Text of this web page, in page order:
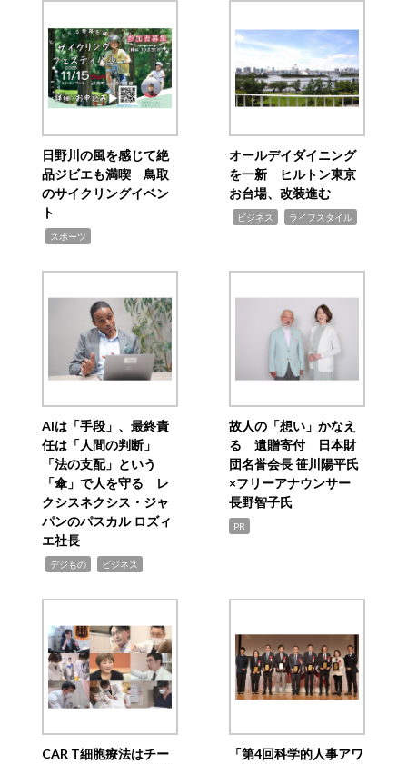
日野川の風を感じて絶
品ジビエも満喫 鳥取
のサイクリングイベン
ト
スポーツ
オールデイダイニング
を一新 ヒルトン東京
お台場、改装進む
ビジネス ライフスタイル
AIは「手段」、最終責
任は「人間の判断」
「法の支配」という
「傘」で人を守る レ
クシスネクシス・ジャ
パンのパスカル ロズィ
エ社長
デジもの ビジネス
故人の「想い」かなえ
る 遺贈寄付 日本財
団名誉会長 笹川陽平氏
×フリーアナウンサー
長野智子氏
PR
CAR T細胞療法はチー
「第4回科学的人事アワ